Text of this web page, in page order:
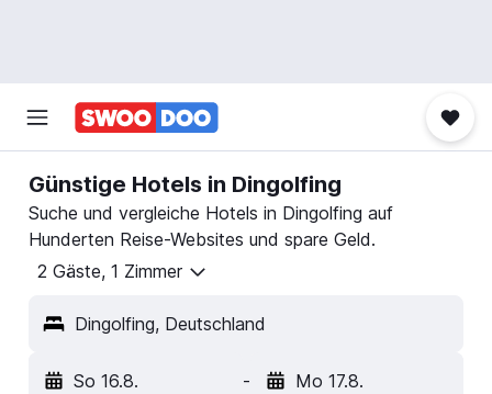
Günstige Hotels in Dingolfing
Suche und vergleiche Hotels in Dingolfing auf
Hunderten Reise-Websites und spare Geld.
2 Gäste, 1 Zimmer
Dingolfing, Deutschland
So 16.8. - Mo 17.8.